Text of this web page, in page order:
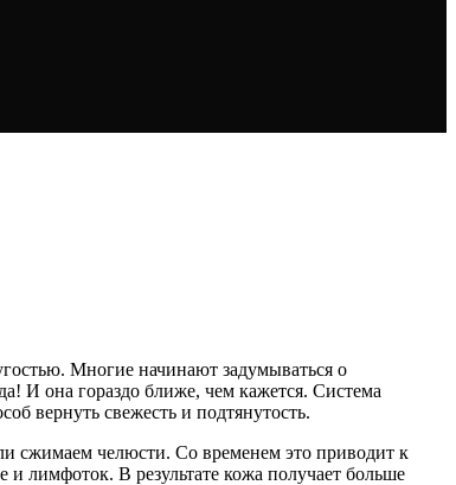
Многие начинают задумываться о
И она гораздо ближе, чем кажется. Система
вернуть свежесть и подтянутость.
сжимаем челюсти. Со временем это приводит к
лимфоток. В результате кожа получает больше